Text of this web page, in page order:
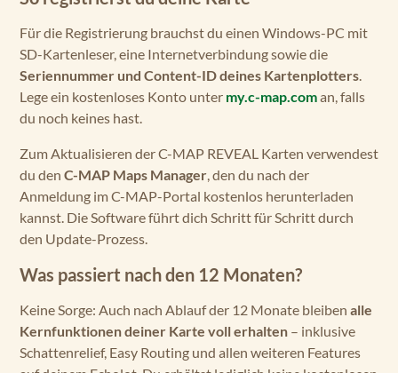
Für die Registrierung brauchst du einen Windows-PC mit
SD-Kartenleser, eine Internetverbindung sowie die
Seriennummer und Content-ID deines Kartenplotters.
Lege ein kostenloses Konto unter my.c-map.coman, falls
du noch keines hast.
Zum Aktualisieren der C-MAP REVEAL Karten verwendest
du den C-MAP Maps Manager, den du nach der
Anmeldung im C-MAP-Portal kostenlos herunterladen
kannst. Die Software führt dich Schritt für Schritt durch
den Update-Prozess.
Was passiert nach den 12 Monaten?
Keine Sorge: Auch nach Ablauf der 12 Monate bleiben alle
Kernfunktionen deiner Karte voll erhalten – inklusive
Schattenrelief, Easy Routing und allen weiteren Features